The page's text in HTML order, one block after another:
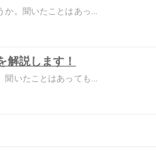
か。聞いたことはあっ...
解説します！
聞いたことはあっても...